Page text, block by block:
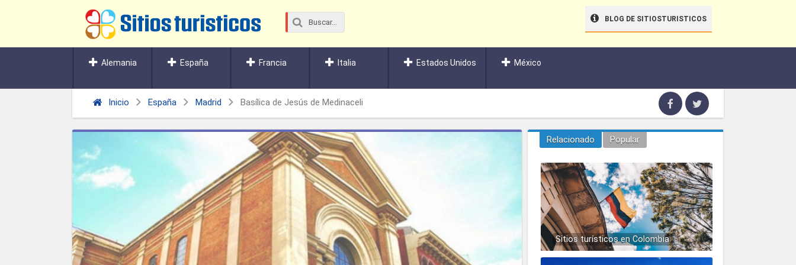
BLOG DE SITIOSTURISTICOS
Alemania España Francia Italia Estados Unidos México
Inicio España Madrid Basílica de Jesús de Medinaceli
Relacionado Popular
Sitios turísticos en Colombia